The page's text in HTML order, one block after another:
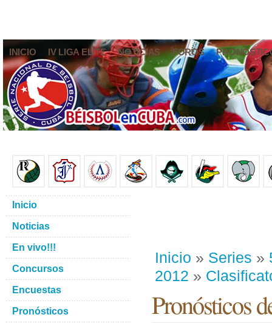
INICIO IV LIGA ELITE NOTICIAS FOROS
Inicio » Series »
2012 »
Pronósticos
Inicio
Noticias
En vivo!!!
Concursos
Encuestas
Pronósticos